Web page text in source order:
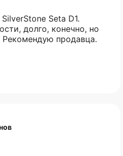
Seta D1.
долго, конечно, но
продавца.
вам
и мы